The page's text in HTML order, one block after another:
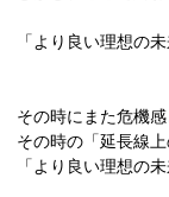
「より良い理想の
その時にまた危機感
その時の「延長線
「より良い理想の